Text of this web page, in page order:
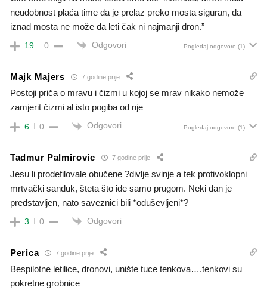
neudobnost plaća time da je prelaz preko mosta siguran, da
iznad mosta ne može da leti čak ni najmanji dron.”
19 0 Odgovori Pogledaj odgovore (1)
Majk Majers 7 godine prije
Postoji priča o mravu i čizmi u kojoj se mrav nikako nemože
zamjerit čizmi al isto pogiba od nje
6 0 Odgovori Pogledaj odgovore (1)
Tadmur Palmirovic 7 godine prije
Jesu li prodefilovale obučene ?divlje svinje a tek protivoklopni
mrtvački sanduk, šteta što ide samo prugom. Neki dan je
predstavljen, nato saveznici bili *oduševljeni*?
3 0 Odgovori
Perica 7 godine prije
Bespilotne letilice, dronovi, unište tuce tenkova….tenkovi su
pokretne grobnice